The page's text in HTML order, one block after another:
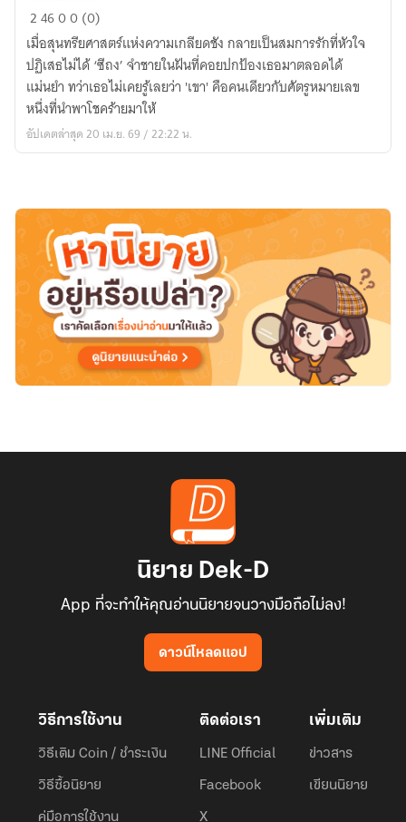
รอย
จาร
พราง
ใจ
(Under
the
Grain
心
刻
痕
24600 (0)
เมื่อสุนทรียศาสตร์แห่งความเกลียดชัง กลายเป็นสมการรักที่หัวใจ
ปฏิเสธไม่ได้ ‘ซีถง’ จำชายในฝันที่คอยปกป้องเธอมาตลอดได้
แม่นยำ ทว่าเธอไม่เคยรู้เลยว่า 'เขา' คือคนเดียวกับศัตรูหมายเลข
หนึ่งที่นำพาโชคร้ายมาให้
อัปเดตล่าสุด 20 เม.ย. 69 / 22:22 น.
นิยาย Dek-D
App ที่จะทำให้คุณอ่านนิยายจนวางมือถือไม่ลง!
ดาวน์โหลดแอป
วิธีการใช้งาน
วิธีเติม Coin / ชำระเงิน
วิธีซื้อนิยาย
คู่มือการใช้งาน
ติดต่อเรา
LINE Official
Facebook
X
เพิ่มเติม
ข่าวสาร
เขียนนิยาย